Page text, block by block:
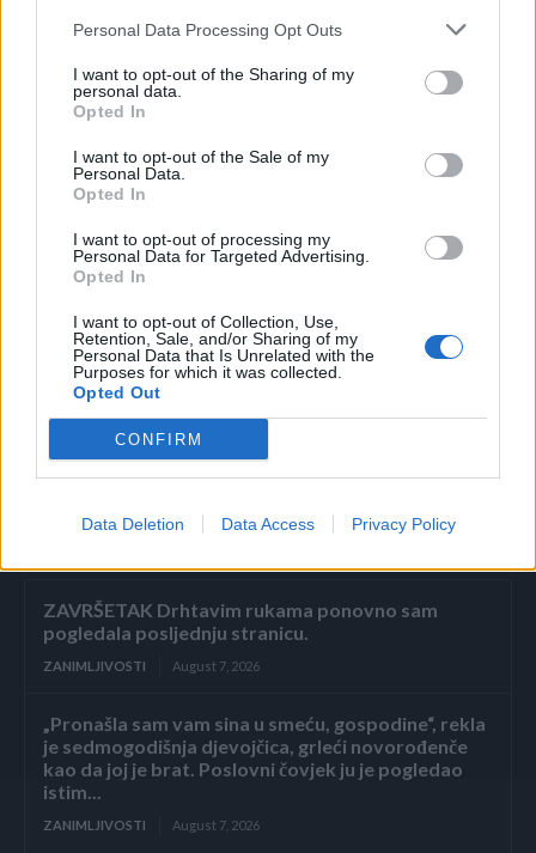
Personal Data Processing Opt Outs
I want to opt-out of the Sharing of my
personal data.
Opted In
I want to opt-out of the Sale of my
Personal Data.
Opted In
I want to opt-out of processing my
Personal Data for Targeted Advertising.
Opted In
I want to opt-out of Collection, Use,
Retention, Sale, and/or Sharing of my
Personal Data that Is Unrelated with the
Purposes for which it was collected.
Opted Out
CONFIRM
Data Deletion Data Access Privacy Policy
što su esencijalna ulja biljaka, ali za hipersenzitivnu kožu
čak i oni mogu biti problem”, navodi ona.
Ako vas svrbi koža poslije tuširanja, probajte najpre da
pitanju miris. A ukoliko ni to ne pomaže, moraćete da
kupite hipoalergensku kupku ili sapun. Najčešće ćete ih
ZAVRŠETAK Drhtavim rukama ponovno sam
pogledala posljednju stranicu.
ZANIMLJIVOSTI August 7, 2026
„Pronašla sam vam sina u smeću, gospodine“, rekla
je sedmogodišnja djevojčica, grleći novorođenče
kao da joj je brat. Poslovni čovjek ju je pogledao
istim...
ZANIMLJIVOSTI August 7, 2026